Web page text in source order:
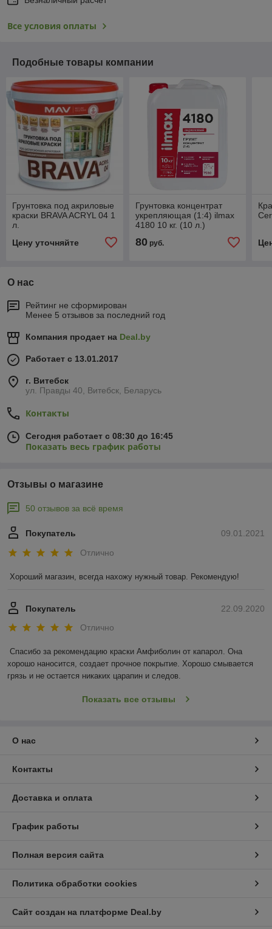
Все условия оплаты
Подобные товары компании
Грунтовка под акриловые
краски BRAVA ACRYL 04 1
л.
Цену уточняйте
Грунтовка концентрат
укрепляющая (1:4) ilmax
4180 10 кг. (10 л.)
80руб.
О нас
Рейтинг не сформирован
Менее 5 отзывов за последний год
Компания продает на Deal.by
Работает с 13.01.2017
г. Витебск
ул. Правды 40, Витебск, Беларусь
Контакты
Сегодня работает с 08:30 до 16:45
Показать весь график работы
Отзывы о магазине
50 отзывов за всё время
09.01.2021
Покупатель
Отлично
Хороший магазин, всегда нахожу нужный товар. Рекомендую!
22.09.2020
Покупатель
Отлично
Спасибо за рекомендацию краски Амфиболин от капарол. Она
хорошо наносится, создает прочное покрытие. Хорошо смывается
грязь и не остается никаких царапин и следов.
Показать все отзывы
О нас
Контакты
Доставка и оплата
График работы
Полная версия сайта
Политика обработки cookies
Сайт создан на платформе Deal.by